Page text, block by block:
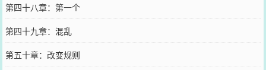
第四十八章：第一个
第四十九章：混乱
第五十章：改变规则